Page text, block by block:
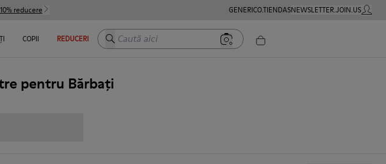
reducere GENERICO.TIENDASNEWSLETTER.JOIN.US
COPII REDUCERI Caută aici
pentru Bărbați